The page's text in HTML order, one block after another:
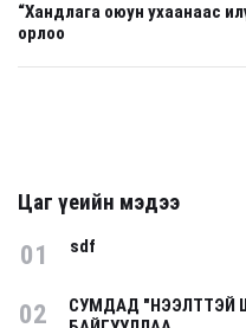
“Хандлага оюун ухаанаас
орлоо
Цаг үеийн мэдээ
01 sdf
02
СУМДАД "НЭЭЛТТЭЙ